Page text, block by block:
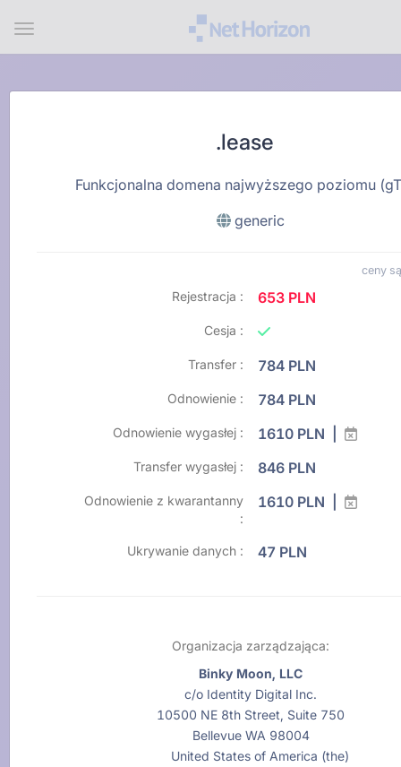
Menu
.lease
Funkcjonalna domena najwyższego poziomu
generic
ceny
Rejestracja : 653 PLN
Cesja :
Transfer : 784 PLN
Odnowienie : 784 PLN
Odnowienie wygasłej : 1610 PLN |
Transfer wygasłej : 846 PLN
Odnowienie z kwarantanny
:
1610 PLN |
Ukrywanie danych : 47 PLN
Organizacja zarządzająca:
Binky Moon, LLC
c/o Identity Digital Inc.
10500 NE 8th Street, Suite 750
Bellevue WA 98004
United States of America (the)